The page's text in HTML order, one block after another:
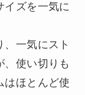
イズを一気に
一気にスト
、使い切りも
はほとんど使